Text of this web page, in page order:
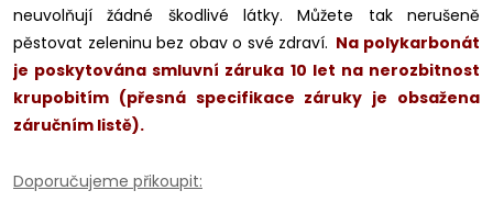
neuvolňují žádné škodlivé látky. Můžete tak nerušeně
pěstovat zeleninu bez obav o své zdraví. Na polykarbonát
je poskytována smluvní záruka 10 let na nerozbitnost
krupobitím (přesná specifikace záruky je obsažena
záručním listě).
Doporučujeme přikoupit: